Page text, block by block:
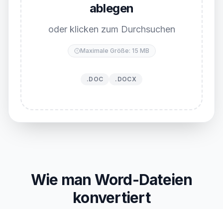
ablegen
oder klicken zum Durchsuchen
Maximale Größe: 15 MB
.DOC .DOCX
Wie man Word-Dateien
konvertiert